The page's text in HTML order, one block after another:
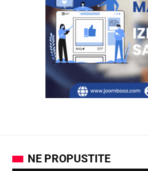
NE PROPUSTITE